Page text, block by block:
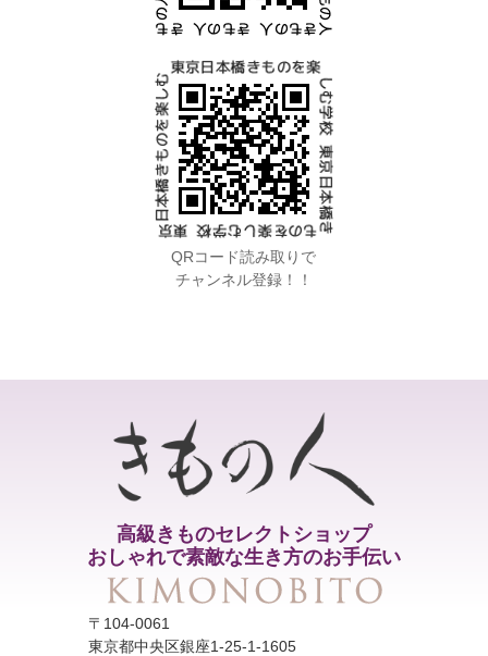
QRコード読み取りで
チャンネル登録！！
高級きものセレクトショップ
おしゃれで素敵な生き方のお手伝い
〒104-0061
東京都中央区銀座1-25-1-1605